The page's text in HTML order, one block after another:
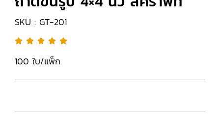
SKU : GT-201
100 ใบ/แพ็ก